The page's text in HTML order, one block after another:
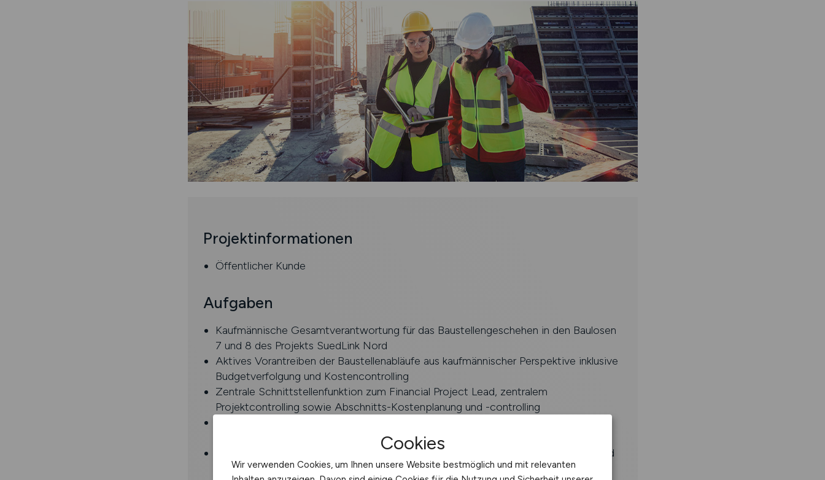
Projektinformationen
Öffentlicher Kunde
Aufgaben
Kaufmännische Gesamtverantwortung für das Baustellengeschehen in den Baulosen
7 und 8 des Projekts SuedLink Nord
Aktives Vorantreiben der Baustellenabläufe aus kaufmännischer Perspektive inklusive
Budgetverfolgung und Kostencontrolling
Zentrale Schnittstellenfunktion zum Financial Project Lead, zentralem
Projektcontrolling sowie Abschnitts-Kostenplanung und -controlling
Teilnahme sowie Vor- und Nachbereitung aller relevanten Baustellen-, Wochen- und
Monatsmeetings
Cookies
Wir verwenden Cookies, um Ihnen unsere Website bestmöglich und mit relevanten